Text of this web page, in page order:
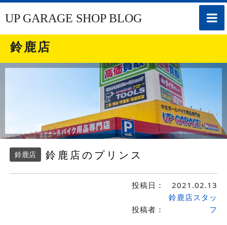
toggle
UP GARAGE SHOP BLOG
鈴鹿店
鈴鹿店 鈴鹿店のプリンス
投稿日： 2021.02.13
投稿者：
鈴鹿店スタッ
フ